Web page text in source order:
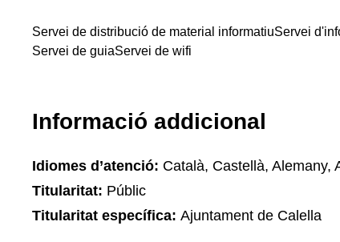
Servei de distribució de material informatiuServei
Servei de guiaServei de wifi
Informació addicional
Idiomes d’atenció: Català, Castellà, Alemany,
Titularitat: Públic
Titularitat específica: Ajuntament de Calella